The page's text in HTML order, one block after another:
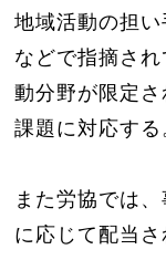
地域活動の担
などで指摘さ
動分野が限定
課題に対応する
また労協では
に応じて配当